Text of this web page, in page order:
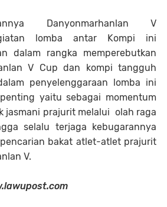
Danyonmarhanlan V
lomba antar Kompi ini
dalam rangka memperebutkan
V Cup dan kompi tangguh
penyelenggaraan lomba ini
yaitu sebagai momentum
jasmani prajurit melalui olah raga
selalu terjaga kebugarannya
bakat atlet-atlet prajurit
V.